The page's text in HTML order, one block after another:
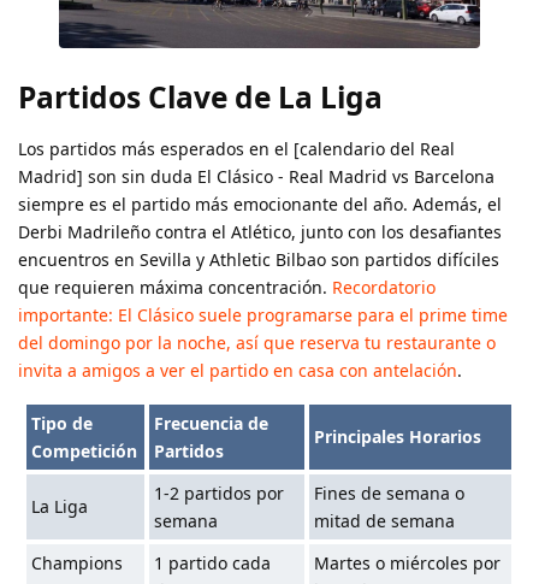
Partidos Clave de La Liga
Los partidos más esperados en el [calendario del Real
Madrid] son sin duda El Clásico - Real Madrid vs Barcelona
siempre es el partido más emocionante del año. Además, el
Derbi Madrileño contra el Atlético, junto con los desafiantes
encuentros en Sevilla y Athletic Bilbao son partidos difíciles
que requieren máxima concentración. Recordatorio
importante: El Clásico suele programarse para el prime time
del domingo por la noche, así que reserva tu restaurante o
invita a amigos a ver el partido en casa con antelación.
Tipo de
Competición
Frecuencia de
Partidos
Principales Horarios
La Liga
1-2 partidos por
semana
Fines de semana o
mitad de semana
Champions
1 partido cada
Martes o miércoles por